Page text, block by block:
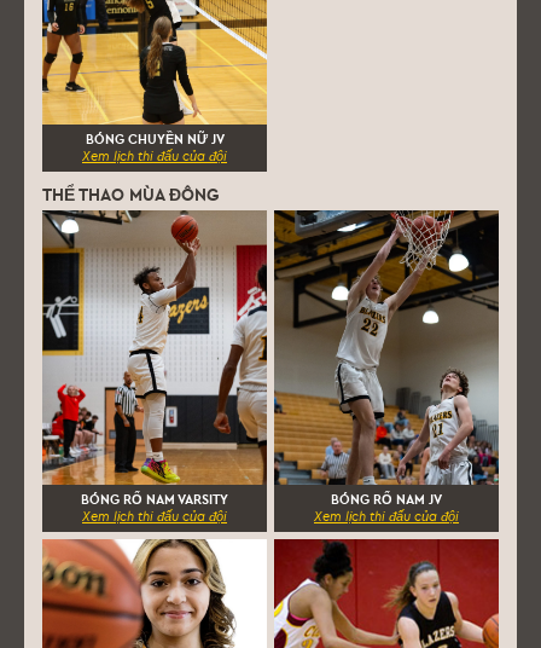
BÓNG CHUYỀN NỮ JV
Xem lịch thi đấu của đội
THỂ THAO MÙA ĐÔNG
BÓNG RỔ NAM VARSITY
Xem lịch thi đấu của đội
BÓNG RỔ NAM JV
Xem lịch thi đấu của đội